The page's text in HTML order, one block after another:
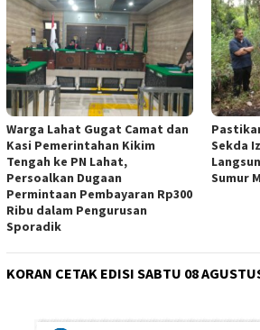
Warga Lahat Gugat Camat dan
Kasi Pemerintahan Kikim
Tengah ke PN Lahat,
Persoalkan Dugaan
Permintaan Pembayaran Rp300
Ribu dalam Pengurusan
Sporadik
Sekda
Sumur
KORAN CETAK EDISI SABTU 08